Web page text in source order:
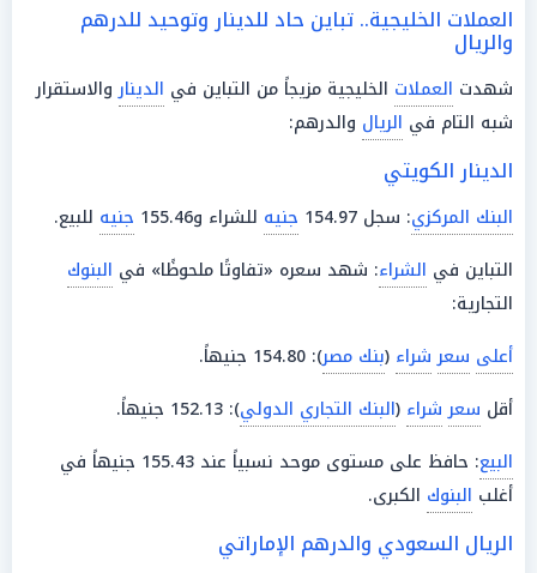
العملات الخليجية.. تباين حاد للدينار وتوحيد للدرهم
والريال
شهدت العملات الخليجية مزيجاً من التباين في الديناروالاستقرار
شبه التام في الريال والدرهم:
الدينار الكويتي
البنك المركزي: سجل 154.97 جنيه للشراء و155.46 جنيه للبيع.
التباين في الشراء: شهد سعره «تفاوتًا ملحوظًا» في البنوك
التجارية:
أعلى سعر شراء (بنك مصر): 154.80 جنيهاً.
أقل سعر شراء (البنك التجاري الدولي): 152.13 جنيهاً.
البيع
: حافظ على مستوى موحد نسبياً عند 155.43 جنيهاً في
أغلب البنوك الكبرى.
الريال السعودي والدرهم الإماراتي